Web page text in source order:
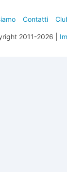
Contatti
2011-2026 |